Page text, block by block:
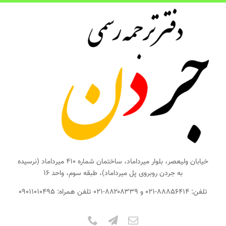
رها
خیابان ولیعصر، بلوار میرداماد، ساختمان شماره ۴۱۰ میرداماد (نرسیده
به جردن روبروی پل میرداماد)، طبقه سوم، واحد ۱۶
تلفن: ۸۸۸۵۶۴۱۴-۰۲۱ و ۸۸۲۰۸۳۳۹-۰۲۱ تلفن همراه: ۰۹۰۱۱۰۱۰۴۹۵